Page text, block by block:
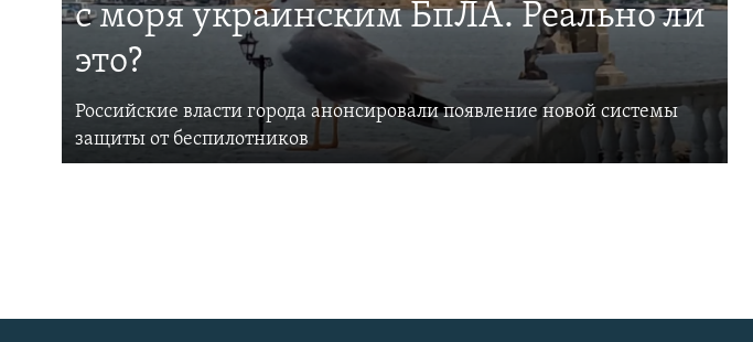
с моря украинским БпЛА. Реально ли
это?
Российские власти города анонсировали появление новой системы
защиты от беспилотников